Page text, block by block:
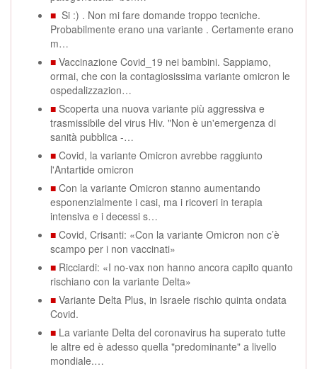
■ Si :) . Non mi fare domande troppo tecniche.
Probabilmente erano una variante . Certamente erano
m…
■ Vaccinazione Covid_19 nei bambini. Sappiamo,
ormai, che con la contagiosissima variante omicron le
ospedalizzazion…
■ Scoperta una nuova variante più aggressiva e
trasmissibile del virus Hiv. "Non è un'emergenza di
sanità pubblica -…
■ Covid, la variante Omicron avrebbe raggiunto
l'Antartide omicron
■ Con la variante Omicron stanno aumentando
esponenzialmente i casi, ma i ricoveri in terapia
intensiva e i decessi s…
■ Covid, Crisanti: «Con la variante Omicron non c’è
scampo per i non vaccinati»
■ Ricciardi: «I no-vax non hanno ancora capito quanto
rischiano con la variante Delta»
■ Variante Delta Plus, in Israele rischio quinta ondata
Covid.
■ La variante Delta del coronavirus ha superato tutte
le altre ed è adesso quella "predominante" a livello
mondiale.…